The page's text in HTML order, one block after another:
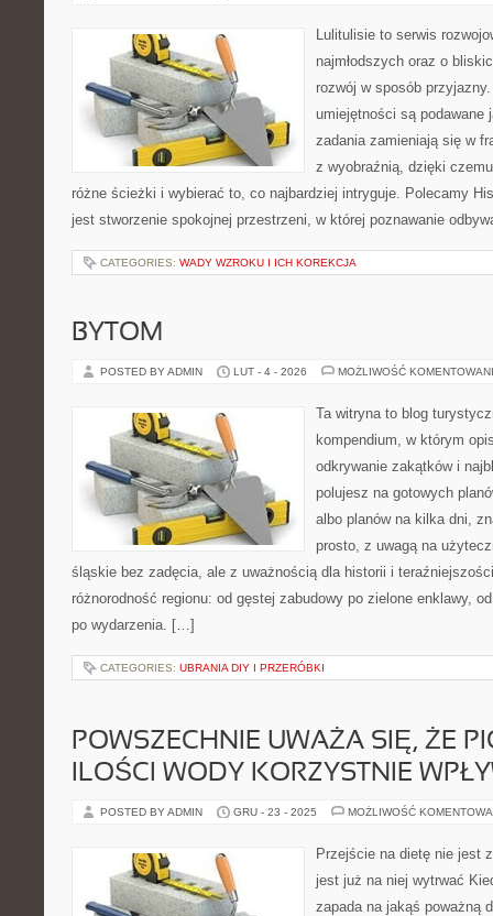
Lulitulisie to serwis
najmłodszych oraz o
rozwój w sposób
umiejętności są podawane
zadania zamieniają się w
z wyobraźnią, dzięki
różne ścieżki i wybierać to, co najbardziej intryguje. Polecamy
jest stworzenie spokojnej przestrzeni, w której poznawanie
CATEGORIES: WADY WZROKU I ICH KOREKCJA
BYTOM
POSTED BY ADMIN LUT - 4 - 2026 MOŻLIWOŚĆ
Ta witryna to blog
kompendium, w którym
odkrywanie zakątków i
polujesz na gotowych
albo planów na kilka dni,
prosto, z uwagą na
śląskie bez zadęcia, ale z uważnością dla historii i
różnorodność regionu: od gęstej zabudowy po zielone enklawy,
po wydarzenia. […]
CATEGORIES: UBRANIA DIY I PRZERÓBKI
POWSZECHNIE UWAŻA SIĘ, ŻE
ILOŚCI WODY KORZYSTNIE
POSTED BY ADMIN GRU - 23 - 2025 MOŻLIWOŚĆ
Przejście na dietę nie jest
jest już na niej wytrwać
zapada na jakąś poważną